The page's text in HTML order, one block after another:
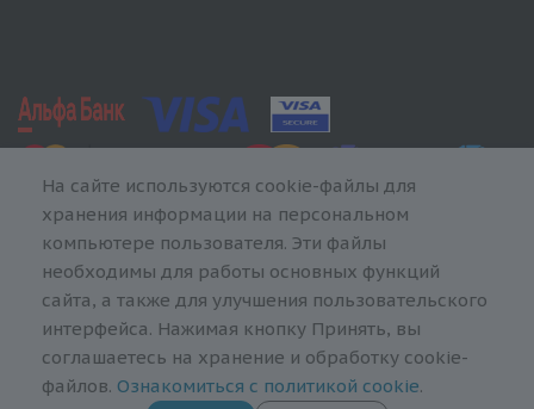
На сайте используются cookie-файлы для
хранения информации на персональном
компьютере пользователя. Эти файлы
необходимы для работы основных функций
сайта, а также для улучшения пользовательского
интерфейса. Нажимая кнопку Принять, вы
соглашаетесь на хранение и обработку cookie-
файлов. Ознакомиться с политикой cookie.